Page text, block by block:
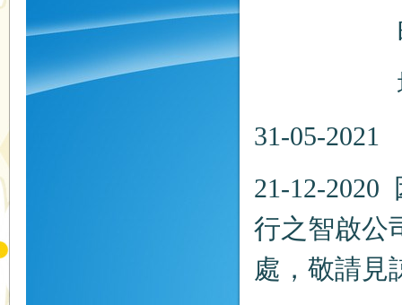
時間：
地點
31-05-2021
21-12-2020
行之智啟公
處，敬請見